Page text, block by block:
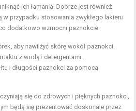
ich łamania. Dobrze jest również
przypadku stosowania zwykłego lakieru
dodatkowo wzmocni paznokcie.
aby nawilżyć skórę wokół paznokci.
z wodą i detergentami.
i długości paznokci za pomocą
się do zdrowych i pięknych paznokci,
będą się prezentować doskonale przez